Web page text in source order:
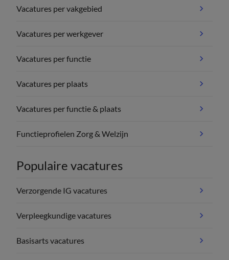
Vacatures per vakgebied
Vacatures per werkgever
Vacatures per functie
Vacatures per plaats
Vacatures per functie & plaats
Functieprofielen Zorg & Welzijn
Populaire vacatures
Verzorgende IG vacatures
Verpleegkundige vacatures
Basisarts vacatures